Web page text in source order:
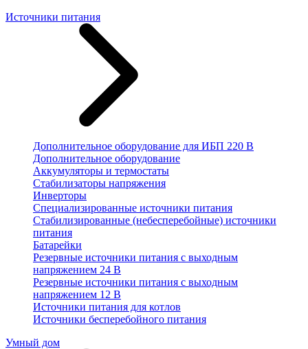
Источники питания
Дополнительное оборудование для ИБП 220 В
Дополнительное оборудование
Аккумуляторы и термостаты
Стабилизаторы напряжения
Инверторы
Специализированные источники питания
Стабилизированные (небесперебойные) источники
питания
Батарейки
Резервные источники питания с выходным
напряжением 24 В
Резервные источники питания с выходным
напряжением 12 В
Источники питания для котлов
Источники бесперебойного питания
Умный дом